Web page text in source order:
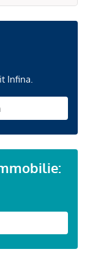
Infina.